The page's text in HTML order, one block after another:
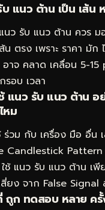
แนว ต้าน เป็น เส้น
ว รับ แนว ต้าน ควร ม
น ตรง เพราะ ราคา มั
อาจ คลาด เคลื่อน 5-
รอบ เวลา
แนว รับ แนว ต้าน อ
หม
วม กับ เครื่อง มือ อื่น เ
Candlestick
แนว รับ แนว ต้าน เพี
ยง จาก False Signal
ถูก ทดสอบ หลาย ค